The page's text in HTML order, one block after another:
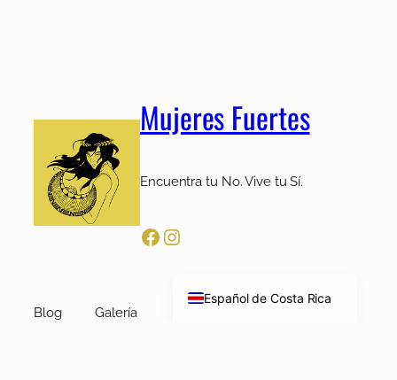
Mujeres Fuertes
Encuentra tu No. Vive tu Sí.
Facebook Instagram
Blog Galería
Español de Costa Rica